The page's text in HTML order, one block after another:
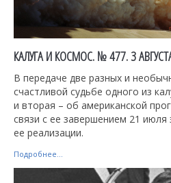
КАЛУГА И КОСМОС. № 477. 3
В передаче две разных и
счастливой судьбе одного из
и вторая – об американской
связи с ее завершением 21 июля
ее реализации.
Подробнее...